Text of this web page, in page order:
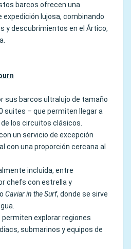
barcos ofrecen una
expedición lujosa, combinando
y descubrimientos en el Ártico,
sus barcos ultralujo de tamaño
suites – que permiten llegar a
los circuitos clásicos.
un servicio de excepción
con una proporción cercana al
incluida, entre
chefs con estrella y
Caviar in the Surf, donde se sirve
permiten explorar regiones
submarinos y equipos de